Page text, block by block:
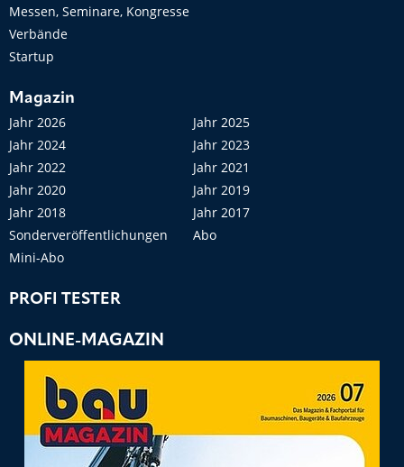
Messen, Seminare, Kongresse
Verbände
Startup
Magazin
Jahr 2026
Jahr 2025
Jahr 2024
Jahr 2023
Jahr 2022
Jahr 2021
Jahr 2020
Jahr 2019
Jahr 2018
Jahr 2017
Sonderveröffentlichungen
Abo
Mini-Abo
PROFI TESTER
ONLINE-MAGAZIN